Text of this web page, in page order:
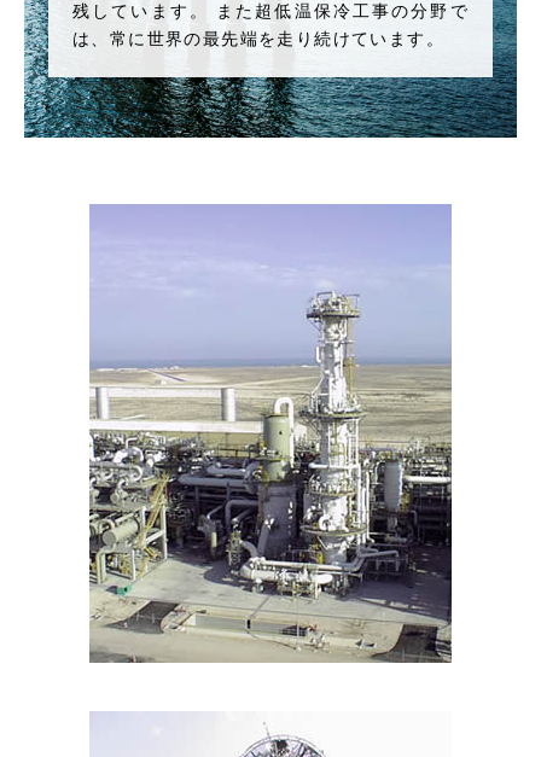
残しています。 また超低温保冷工事の分野で
は、常に世界の最先端を走り続けています。